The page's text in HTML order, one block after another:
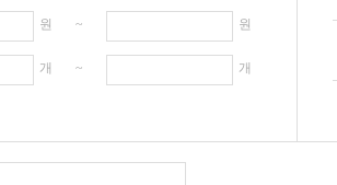
원 ~ 원
개 ~ 개